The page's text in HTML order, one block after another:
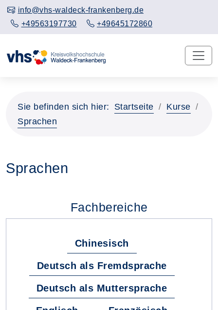
info@vhs-waldeck-frankenberg.de
+49563197730
+49645172860
Sie befinden sich hier: Startseite
Kurse
Sprachen
Sprachen
Fachbereiche
Chinesisch
Deutsch als Fremdsprache
Deutsch als Muttersprache